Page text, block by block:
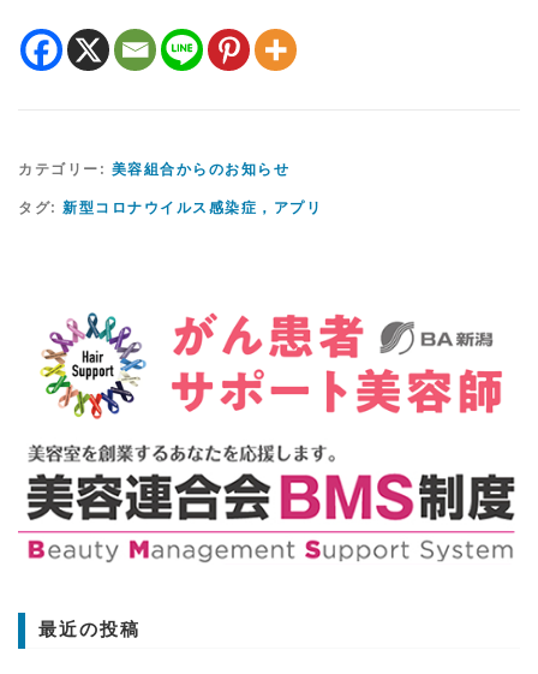
カテゴリー: 美容組合からのお知らせ
タグ: 新型コロナウイルス感染症，アプリ
最近の投稿